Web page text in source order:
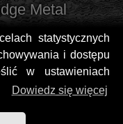
statystycznych
i dostępu
w ustawieniach
Dowiedz się więcej
Metal